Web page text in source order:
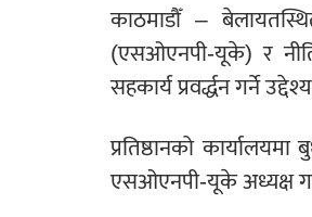
काठमाडौँ –
(एसओएनपी-यूके) र नीति
सहकार्य प्रवर्द्धन गर्ने
प्रतिष्ठानको
एसओएनपी-यूके अध्यक्ष